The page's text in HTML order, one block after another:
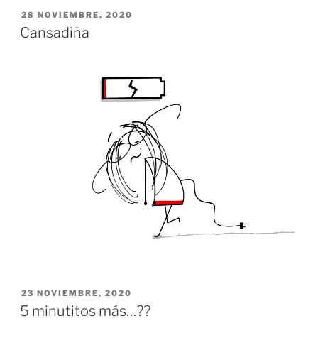
PUBLICADO
EL
28 NOVIEMBRE, 2020
Cansadiña
PUBLICADO
EL
23 NOVIEMBRE, 2020
5 minutitos más…??